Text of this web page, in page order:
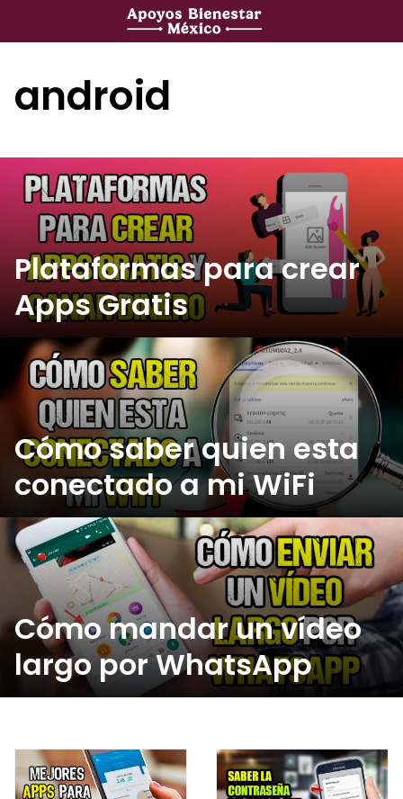
android
Plataformas para crear
Apps Gratis
Cómo saber quien esta
conectado a mi WiFi
Cómo mandar un vídeo
largo por WhatsApp